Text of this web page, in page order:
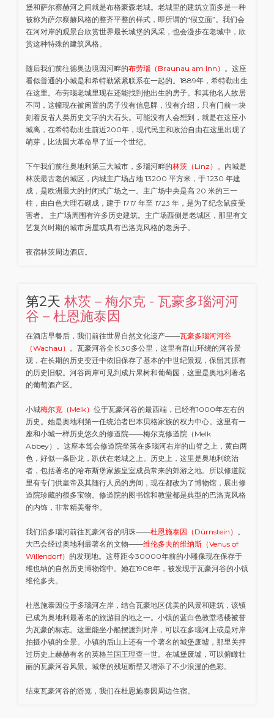
堡和萨尔察赫河之间就是布格豪森老城。老城里的建筑立面多是一种
被称为萨尔察赫风格的整齐平整的样式，即所谓的“假立面”。我们会
在河对岸的观景台欣赏世界最长城堡的风采，也会漫步在老城中，欣
赏这种特殊的建筑风格。
随后我们前往德奥边境因河畔的布劳瑙（Braunau am Inn） 。这座
看似普通的小城是和希特勒紧紧联系在一起的。1889年，希特勒出生
在这里。布劳瑙老城里现在还能找到他出生的房子。和其他名人故居
不同，这幢现在被闲置的房子没有信息牌，没有介绍，只有门前一块
刻着反省人类历史文字的大石头。可能没有人会想到，就是在这座小
城离，在希特勒出生前近200年，现代民主和政治自由在这里出现了
萌芽，比法国大革命早了近一个世纪。
下午我们前往奥地利第三大城市，多瑙河畔的林茨（Linz） 。内城是
林茨最古老的城区，内城主广场占地 13200 平方米，于 1230 年建
成，是欧洲最大的封闭式广场之一。主广场中央是高 20 米的三一
柱，由白色大理石砌成，建于 1717 年至 1723 年，是为了纪念鼠疫受
害者。 主广场周围有许多历史建筑。主广场西侧是老城区，那里有文
艺复兴时期的城市房屋或具有巴洛克风格的老房子。
夜宿林茨周边酒店。
第2天 林茨 – 梅尔克 - 瓦豪多瑙河河
谷 – 杜恩施泰因
在酒店早餐后，我们前往世界自然文化遗产——瓦豪多瑙河河谷
（Wachau） 。瓦豪河谷全长30多公里，这里有群山环绕的河谷景
观，在长期的历史变迁中依旧保存了基本的中世纪景观，保留其原有
的历史旧貌。河谷两岸可见到成片果树和葡萄园，这里是奥地利著名
的葡萄酒产区。
小城梅尔克（Melk） 位于瓦豪河谷的最西端，已经有1000年左右的
历史。她是奥地利第一任统治者巴本贝格家族的权力中心。这里有一
座和小城一样历史悠久的修道院——梅尔克修道院（Melk
Abbey）。这座本笃会修道院坐落在多瑙河右岸的山脊之上，黄白两
色，好似一条卧龙，趴伏在老城之上。历史上，这里是奥地利统治
者，包括著名的哈布斯堡家族皇室成员常来的郊游之地。所以修道院
里有专门供皇帝及其随行人员的房间，现在都改为了博物馆，展出修
道院珍藏的很多宝物。修道院的图书馆和教堂都是典型的巴洛克风格
的内饰，非常精美奢华。
我们沿多瑙河前往瓦豪河谷的明珠——杜恩施泰因（Dürnstein） 。
大巴会经过奥地利最著名的文物——维伦多夫的维纳斯（Venus of
Willendorf） 的发现地。这尊距今30000年前的小雕像现在保存于
维也纳的自然历史博物馆中。她在1908年，被发现于瓦豪河谷的小镇
维伦多夫。
杜恩施泰因位于多瑙河左岸，结合瓦豪地区优美的风景和建筑，该镇
已成为奥地利最著名的旅游目的地之一。小镇的蓝白色教堂塔楼被誉
为瓦豪的标志。这里能坐小船摆渡到对岸，可以在多瑙河上或是对岸
拍摄小镇的全景。小镇的后山上还有一个著名的城堡废墟，那里关押
过历史上赫赫有名的英格兰国王理查一世。在城堡废墟，可以俯瞰壮
丽的瓦豪河谷风景。城堡的残垣断壁又增添了不少浪漫的色彩。
结束瓦豪河谷的游览，我们在杜恩施泰因周边住宿。